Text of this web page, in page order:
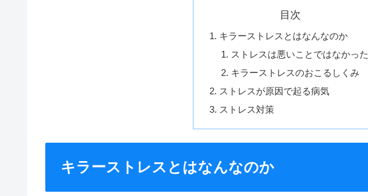
目次
キラーストレスとはなんなのか
ストレスは悪いことではなかった
キラーストレスのおこるしくみ
ストレスが原因で起る病気
ストレス対策
キラーストレスとはなんなのか